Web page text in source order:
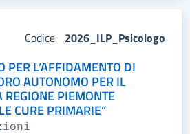
Codice 2026_ILP_Psicologo
PER L’AFFIDAMENTO DI
AUTONOMO PER IL
REGIONE PIEMONTE
CURE PRIMARIE”